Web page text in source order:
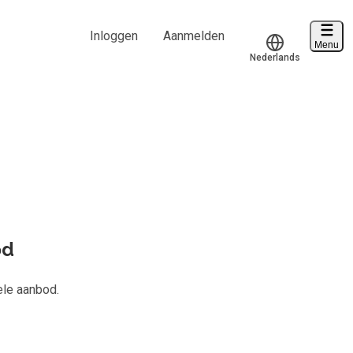
Inloggen Aanmelden
Nederlands
Menu
aanbod.